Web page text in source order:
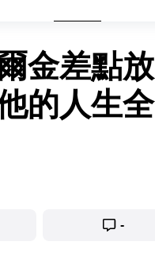
金差點放
的人生全
-